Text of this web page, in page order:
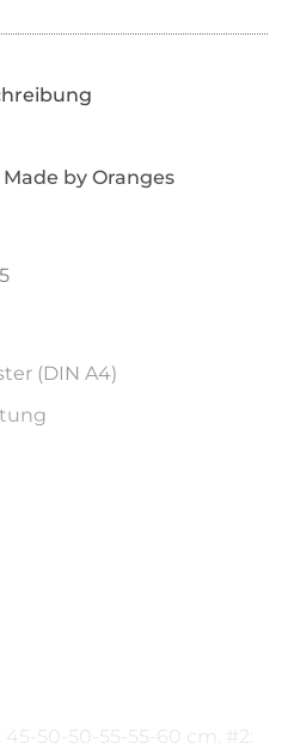
by Oranges
(DIN A4)
50-50-55-55-60 cm. #2: